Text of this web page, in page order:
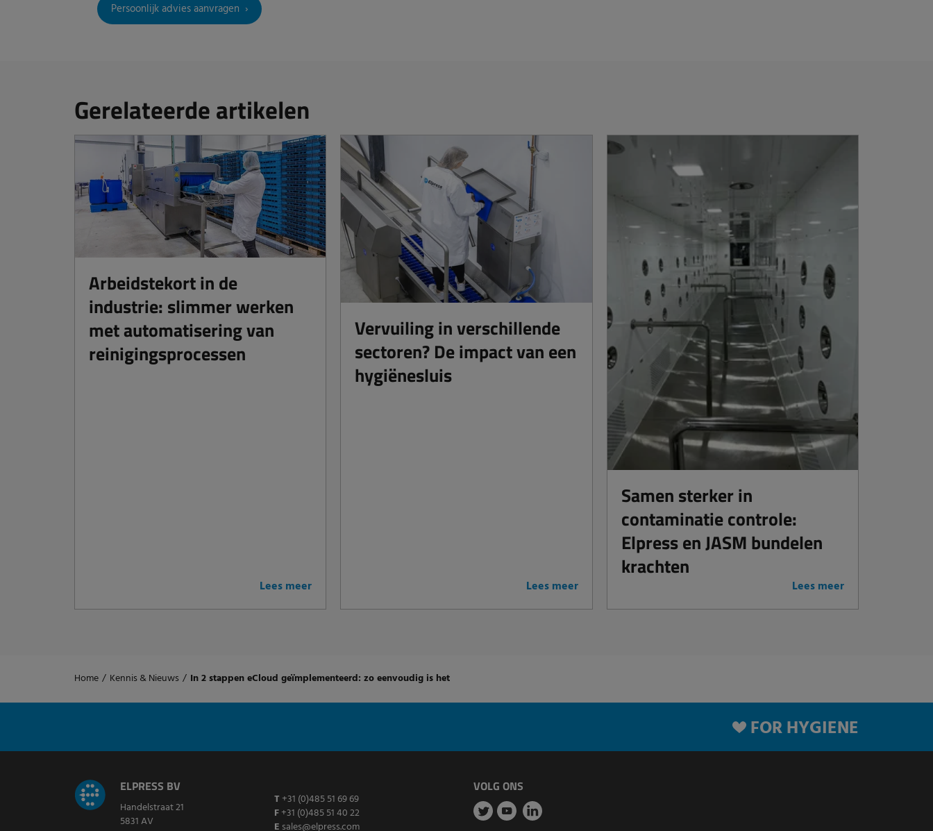
Persoonlijk advies aanvragen
Gerelateerde artikelen
Arbeidstekort in de
industrie: slimmer werken
met automatisering van
reinigingsprocessen
Lees meer
Vervuiling in verschillende
sectoren? De impact van een
hygiënesluis
Lees meer
Samen sterker in
contaminatie controle:
Elpress en JASM bundelen
krachten
Lees meer
Home / Kennis & Nieuws / In 2 stappen eCloud geïmplementeerd: zo eenvoudig is het
FOR HYGIENE
ELPRESS BV
Handelstraat 21
5831 AV
T +31 (0)485 51 69 69
F+31 (0)485 51 40 22
E sales@elpress.com
VOLG ONS